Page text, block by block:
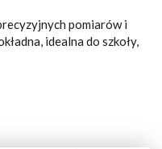
pomiarów i
idealna do szkoły,